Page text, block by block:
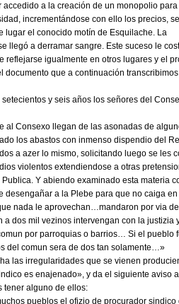
a la creación de un monopolio
incrementándose con ello los precios, se
lugar el conocido motín de Esquilache. La
llegó a derramar sangre. Este suceso le
reflejarse igualmente en otros lugares y el
documento que a continuación transcribimos
y seis años los señores del
al Consexo llegan de las asonadas de
los abastos con inmenso dispendio del
a azer lo mismo, solicitando luego se les
violentos extendiendose a otras
Y abiendo examinado esta materia
a la Plebe para que no caiga en
nada le aprovechan…mandaron por via
dos mil vezinos intervengan con la justizia
por parroquias o barrios… Si el pueblo
del comun sera de dos tan solamente…»
las irregularidades que se vienen
es enajenado», y da el siguiente aviso
tener alguno de ellos:
pueblos el ofizio de procurador sindico